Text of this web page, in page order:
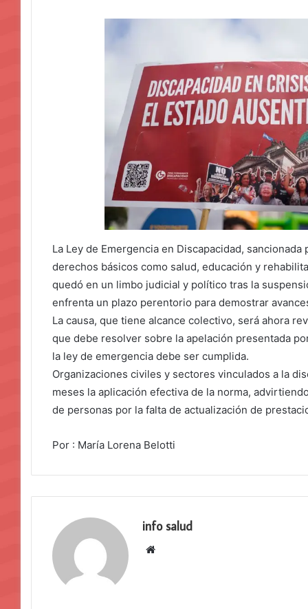
La Ley de Emergencia en Discapacidad,
derechos básicos como salud, educación y
quedó en un limbo judicial y político tras la
enfrenta un plazo perentorio para demostrar
La causa, que tiene alcance colectivo, será ahora
que debe resolver sobre la apelación presentada
la ley de emergencia debe ser cumplida.
Organizaciones civiles y sectores vinculados a la
meses la aplicación efectiva de la norma,
de personas por la falta de actualización de
Por : María Lorena Belotti
info salud
Sitio